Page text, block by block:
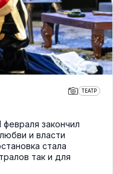
ТЕАТР
закончил
и власти
стала
так и для